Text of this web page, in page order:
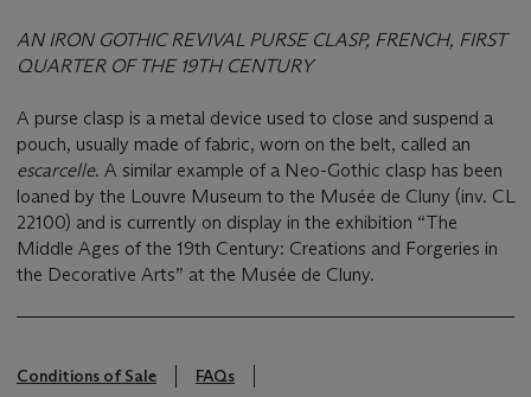
AN IRON GOTHIC REVIVAL PURSE CLASP, FRENCH, FIRST
QUARTER OF THE 19TH CENTURY
A purse clasp is a metal device used to close and suspend a
pouch, usually made of fabric, worn on the belt, called an
escarcelle. A similar example of a Neo-Gothic clasp has been
loaned by the Louvre Museum to the Musée de Cluny (inv. CL
22100) and is currently on display in the exhibition “The
Middle Ages of the 19th Century: Creations and Forgeries in
the Decorative Arts” at the Musée de Cluny.
Conditions of Sale
FAQs